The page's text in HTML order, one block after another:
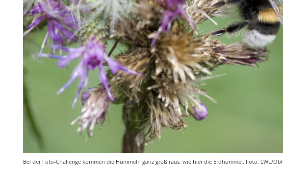
Bei der Foto-Challenge kommen die Hummeln ganz groß raus, wie hier die Erdhummel. Foto: LWL/